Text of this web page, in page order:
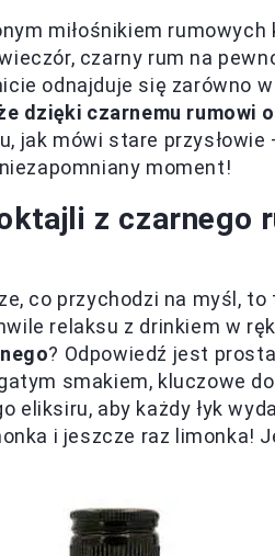
miłośnikiem
czarny rum na
odnajduje się zarówno
dzięki czarnemu rumowi
jak mówi stare
moment!
z czarnego
co przychodzi na myśl,
relaksu z drinkiem w
? Odpowiedź jest
smakiem, kluczowe
eliksiru, aby każdy łyk
i jeszcze raz limonka!